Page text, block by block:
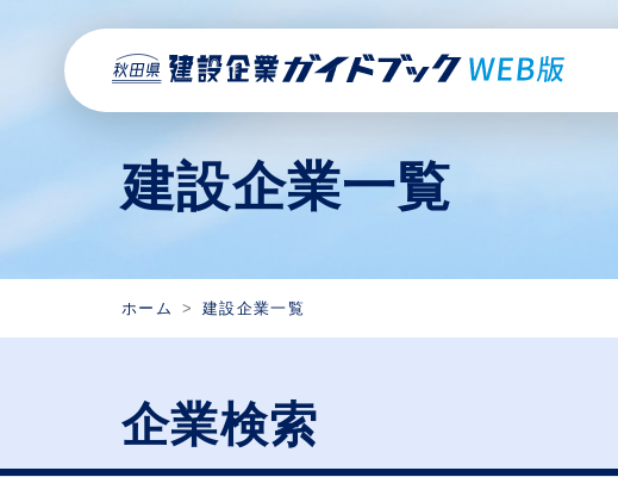
建設企業一覧
ホーム 建設企業一覧
企業検索